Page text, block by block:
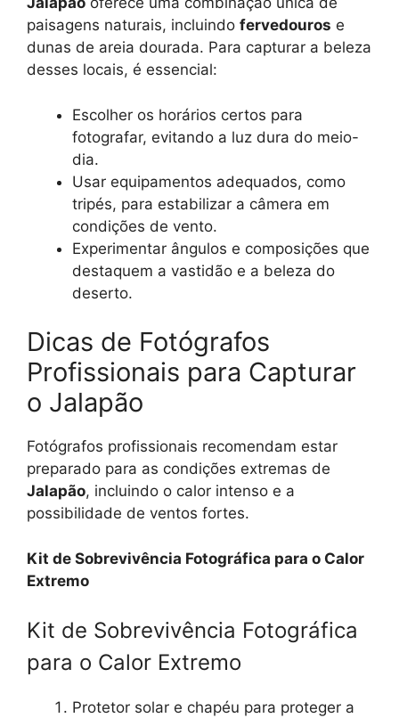
paisagens naturais, incluindo fervedouros e
dunas de areia dourada. Para capturar a beleza
desses locais, é essencial:
Escolher os horários certos para
fotografar, evitando a luz dura do meio-
dia.
Usar equipamentos adequados, como
tripés, para estabilizar a câmera em
condições de vento.
Experimentar ângulos e composições que
destaquem a vastidão e a beleza do
deserto.
Dicas de Fotógrafos
Profissionais para Capturar
o Jalapão
Fotógrafos profissionais recomendam estar
preparado para as condições extremas de
Jalapão, incluindo o calor intenso e a
possibilidade de ventos fortes.
Kit de Sobrevivência Fotográfica para o Calor
Extremo
Kit de Sobrevivência Fotográfica
para o Calor Extremo
Protetor solar e chapéu para proteger a